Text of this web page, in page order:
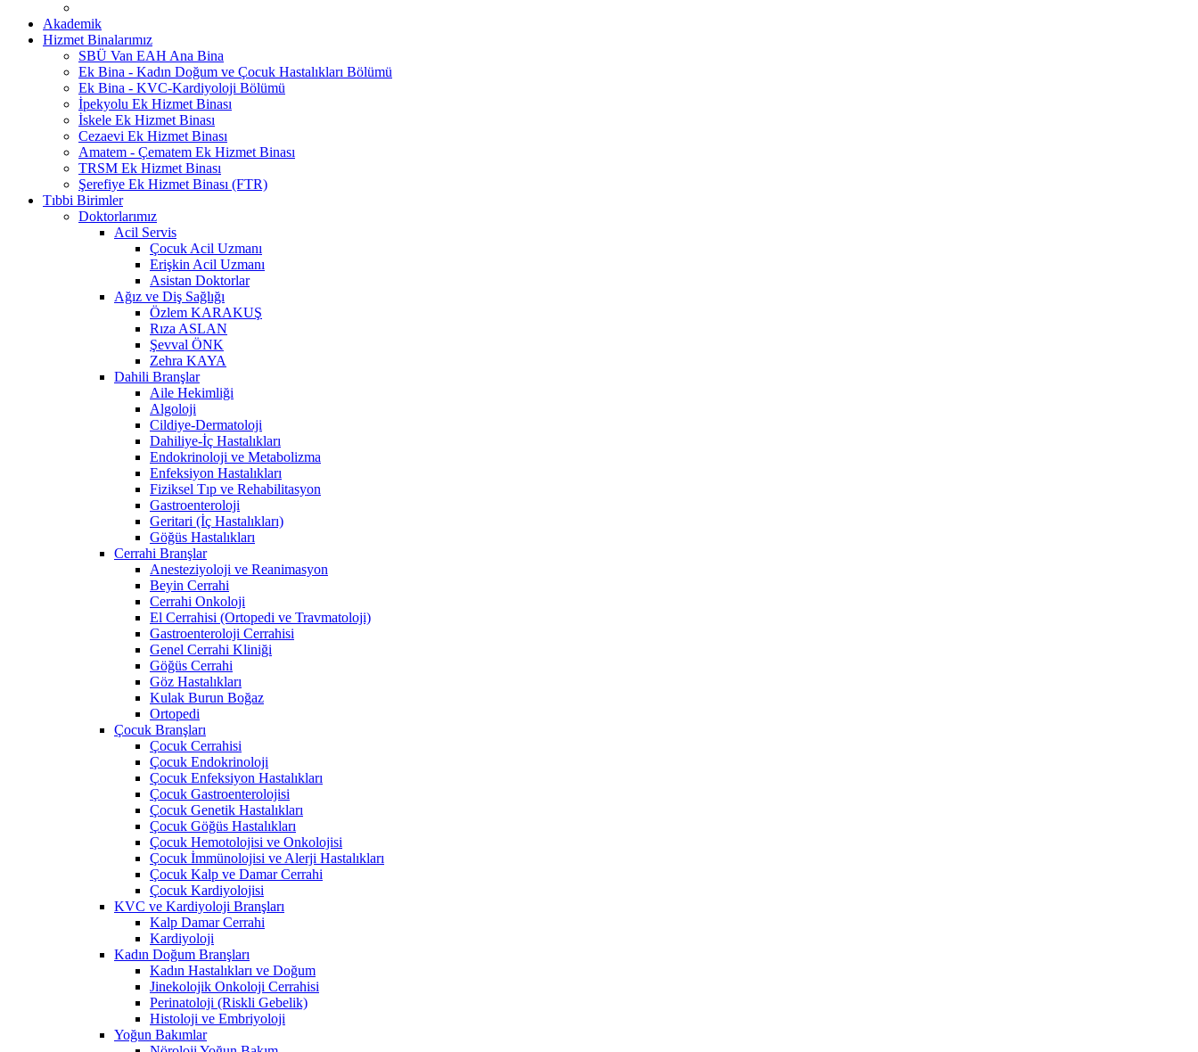
Akademik
Hizmet Binalarımız
SBÜ Van EAH Ana Bina
Ek Bina - Kadın Doğum ve Çocuk Hastalıkları Bölümü
Ek Bina - KVC-Kardiyoloji Bölümü
İpekyolu Ek Hizmet Binası
İskele Ek Hizmet Binası
Cezaevi Ek Hizmet Binası
Amatem - Çematem Ek Hizmet Binası
TRSM Ek Hizmet Binası
Şerefiye Ek Hizmet Binası (FTR)
Tıbbi Birimler
Doktorlarımız
Acil Servis
Çocuk Acil Uzmanı
Erişkin Acil Uzmanı
Asistan Doktorlar
Ağız ve Diş Sağlığı
Özlem KARAKUŞ
Rıza ASLAN
Şevval ÖNK
Zehra KAYA
Dahili Branşlar
Aile Hekimliği
Algoloji
Cildiye-Dermatoloji
Dahiliye-İç Hastalıkları
Endokrinoloji ve Metabolizma
Enfeksiyon Hastalıkları
Fiziksel Tıp ve Rehabilitasyon
Gastroenteroloji
Geritari (İç Hastalıkları)
Göğüs Hastalıkları
Cerrahi Branşlar
Anesteziyoloji ve Reanimasyon
Beyin Cerrahi
Cerrahi Onkoloji
El Cerrahisi (Ortopedi ve Travmatoloji)
Gastroenteroloji Cerrahisi
Genel Cerrahi Kliniği
Göğüs Cerrahi
Göz Hastalıkları
Kulak Burun Boğaz
Ortopedi
Çocuk Branşları
Çocuk Cerrahisi
Çocuk Endokrinoloji
Çocuk Enfeksiyon Hastalıkları
Çocuk Gastroenterolojisi
Çocuk Genetik Hastalıkları
Çocuk Göğüs Hastalıkları
Çocuk Hemotolojisi ve Onkolojisi
Çocuk İmmünolojisi ve Alerji Hastalıkları
Çocuk Kalp ve Damar Cerrahi
Çocuk Kardiyolojisi
KVC ve Kardiyoloji Branşları
Kalp Damar Cerrahi
Kardiyoloji
Kadın Doğum Branşları
Kadın Hastalıkları ve Doğum
Jinekolojik Onkoloji Cerrahisi
Perinatoloji (Riskli Gebelik)
Histoloji ve Embriyoloji
Yoğun Bakımlar